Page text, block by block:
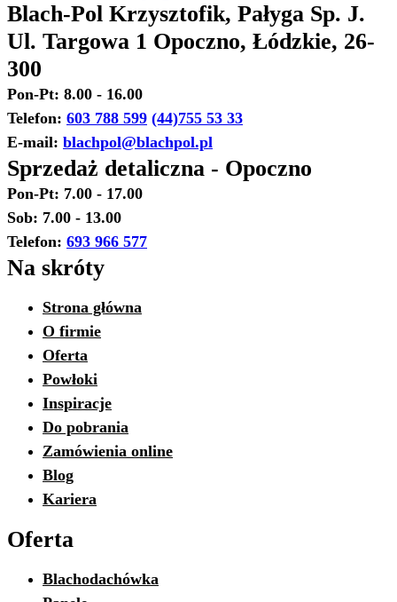
Blach-Pol Krzysztofik, Pałyga Sp. J.
Ul. Targowa 1 Opoczno, Łódzkie, 26-
300
Pon-Pt: 8.00 - 16.00
Telefon: 603 788 599 (44)755 53 33
E-mail: blachpol@blachpol.pl
Sprzedaż detaliczna - Opoczno
Pon-Pt: 7.00 - 17.00
Sob: 7.00 - 13.00
Telefon: 693 966 577
Na skróty
Strona główna
O firmie
Oferta
Powłoki
Inspiracje
Do pobrania
Zamówienia online
Blog
Kariera
Oferta
Blachodachówka